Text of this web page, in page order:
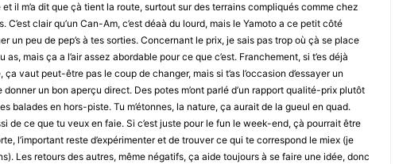
il m’a dit que çà tient la route, surtout sur des terrains compliqués comme chez
C’est clair qu’un Can-Am, c’est déaà du lourd, mais le Yamoto a ce petit côté
un peu de pep’s à tes sorties. Concernant le prix, je sais pas trop où çà se place
as, mais ça a l’air assez abordable pour ce que c’est. Franchement, si t’es déjà
vaut peut-être pas le coup de changer, mais si t’as l’occasion d’essayer un
donner un bon aperçu direct. Des potes m’ont parlé d’un rapport qualité-prix plutôt
balades en hors-piste. Tu m’étonnes, la nature, ça aurait de la gueul en quad.
de ce que tu veux en faie. Si c’est juste pour le fun le week-end, çà pourrait être
l’important reste d’expérimenter et de trouver ce qui te correspond le miex (je
Les retours des autres, même négatifs, ça aide toujours à se faire une idée, donc